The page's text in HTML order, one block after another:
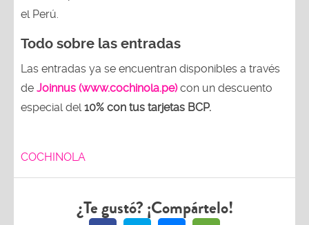
el Perú.
Todo sobre las entradas
Las entradas ya se encuentran disponibles a través
de Joinnus (www.cochinola.pe)con un descuento
especial del10% con tus tarjetas BCP.
COCHINOLA
¿Te gustó? ¡Compártelo!